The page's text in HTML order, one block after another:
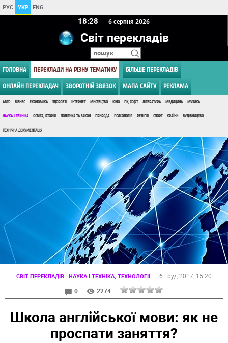
РУС УКР ENG
18:28 6 серпня 2026
Світ перекладів
ГОЛОВНА ПЕРЕКЛАДИ НА РІЗНУ ТЕМАТИКУ БІЛЬШЕ ПЕРЕКЛАДІВ
ОНЛАЙН ПЕРЕКЛАДАЧ ЗВОРОТНІЙ ЗВЯЗОК МАПА САЙТУ РЕКЛАМА
АВТО БІЗНЕС ЕКОНОМІКА ЗДОРОВ'Я ІНТЕРНЕТ МИСТЕЦТВО КІНО ПК, СОФТ ЛІТЕРАТУРА МЕДИЦИНА МУЗИКА
НАУКА І ТЕХНІКА ОСВІТА, ІСТОРІЯ ПОЛІТИКА ТА ЗАКОН ПРИРОДА ПСИХОЛОГІЯ РЕЛІГІЯ СПОРТ КРАЇНИ БУДІВНИЦТВО
ТЕХНІЧНА ДОКУМЕНТАЦІЯ
СВІТ ПЕРЕКЛАДІВ : НАУКА І ТЕХНІКА, ТЕХНОЛОГІЇ 6 Груд 2017 , 15:20
0
2274
Школа англійської мови: як не
проспати заняття?